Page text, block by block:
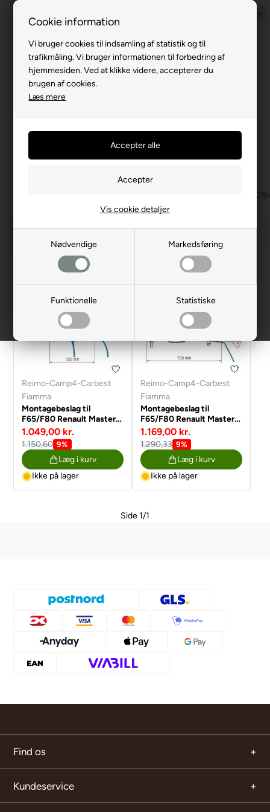
Cookie information
Vi bruger cookies til indsamling af statistik og til
trafikmåling. Vi bruger informationen til forbedring af
hjemmesiden. Ved at klikke videre, accepterer du
brugen af cookies.
Læs mere
Nødvendige Markedsføring
Funktionelle Statistiske
Vis cookie detaljer
Billig
Menu
Montagebeslag Renault, Opel, Nissan
Montagebeslag Fiat, Peugot,
Reimo-Camp4-Carbest
Fiamma
Montagebeslag til
F65/F80 Renault Master,
Opel Movano efter 1998
til 2010
1.049,00 kr.
1.150,60 9%
Læg i kurv
Ikke på lager
Reimo-Camp4-Carbest
Fiamma
Montagebeslag til
F65/F80 Renault Master,
Opel Movano fra år 2010
1.169,00 kr.
1.290,33 9%
Læg i kurv
Ikke på lager
Side 1/1
Find os
Kundeservice